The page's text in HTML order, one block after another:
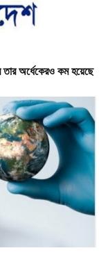
তার অর্ধেকেরও কম হয়েছে